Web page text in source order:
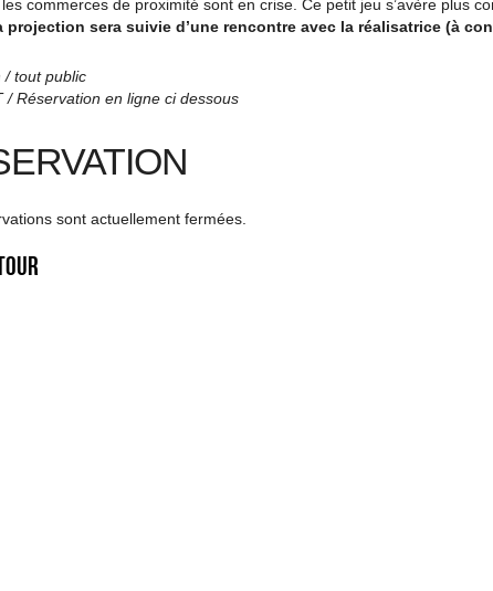
commerces de proximité sont en crise. Ce petit jeu s’avère plus
projection sera suivie d’une rencontre avec la réalisatrice (à
/ tout public
/ Réservation en ligne ci dessous
sont actuellement fermées.